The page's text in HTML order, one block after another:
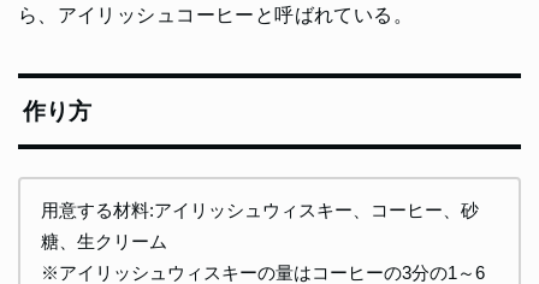
ら、アイリッシュコーヒーと呼ばれている。
作り方
用意する材料:アイリッシュウィスキー、コーヒー、砂
糖、生クリーム
※アイリッシュウィスキーの量はコーヒーの3分の1～6